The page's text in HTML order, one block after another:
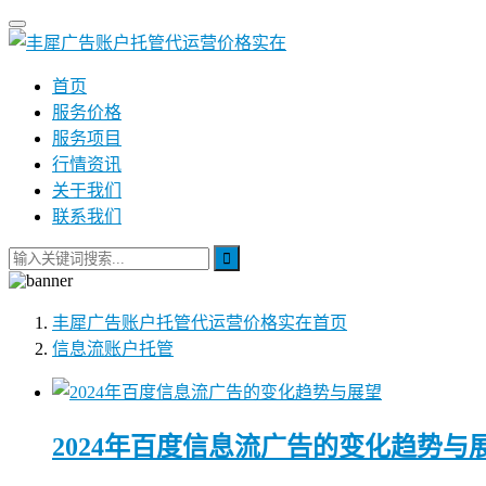
首页
服务价格
服务项目
行情资讯
关于我们
联系我们
丰犀广告账户托管代运营价格实在首页
信息流账户托管
2024年百度信息流广告的变化趋势与